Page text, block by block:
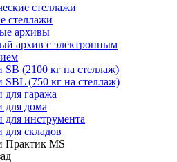
стеллажи
стеллажи
архивы
архив с электронным
SB (2100 кг на стеллаж)
SBL (750 кг на стеллаж)
для гаража
для дома
для инструмента
складов
Практик MS